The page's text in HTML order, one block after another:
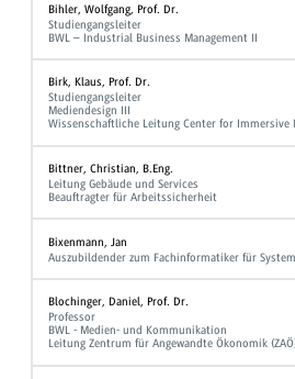
Bihler, Wolfgang, Prof. Dr.
Studiengangsleiter
BWL – Industrial Business Management II
Birk, Klaus, Prof. Dr.
Studiengangsleiter
Mediendesign III
Wissenschaftliche Leitung Center for Immersive
Bittner, Christian, B.Eng.
Leitung Gebäude und Services
Beauftragter für Arbeitssicherheit
Bixenmann, Jan
Auszubildender zum Fachinformatiker für
Blochinger, Daniel, Prof. Dr.
Professor
BWL - Medien- und Kommunikation
Leitung Zentrum für Angewandte Ökonomik